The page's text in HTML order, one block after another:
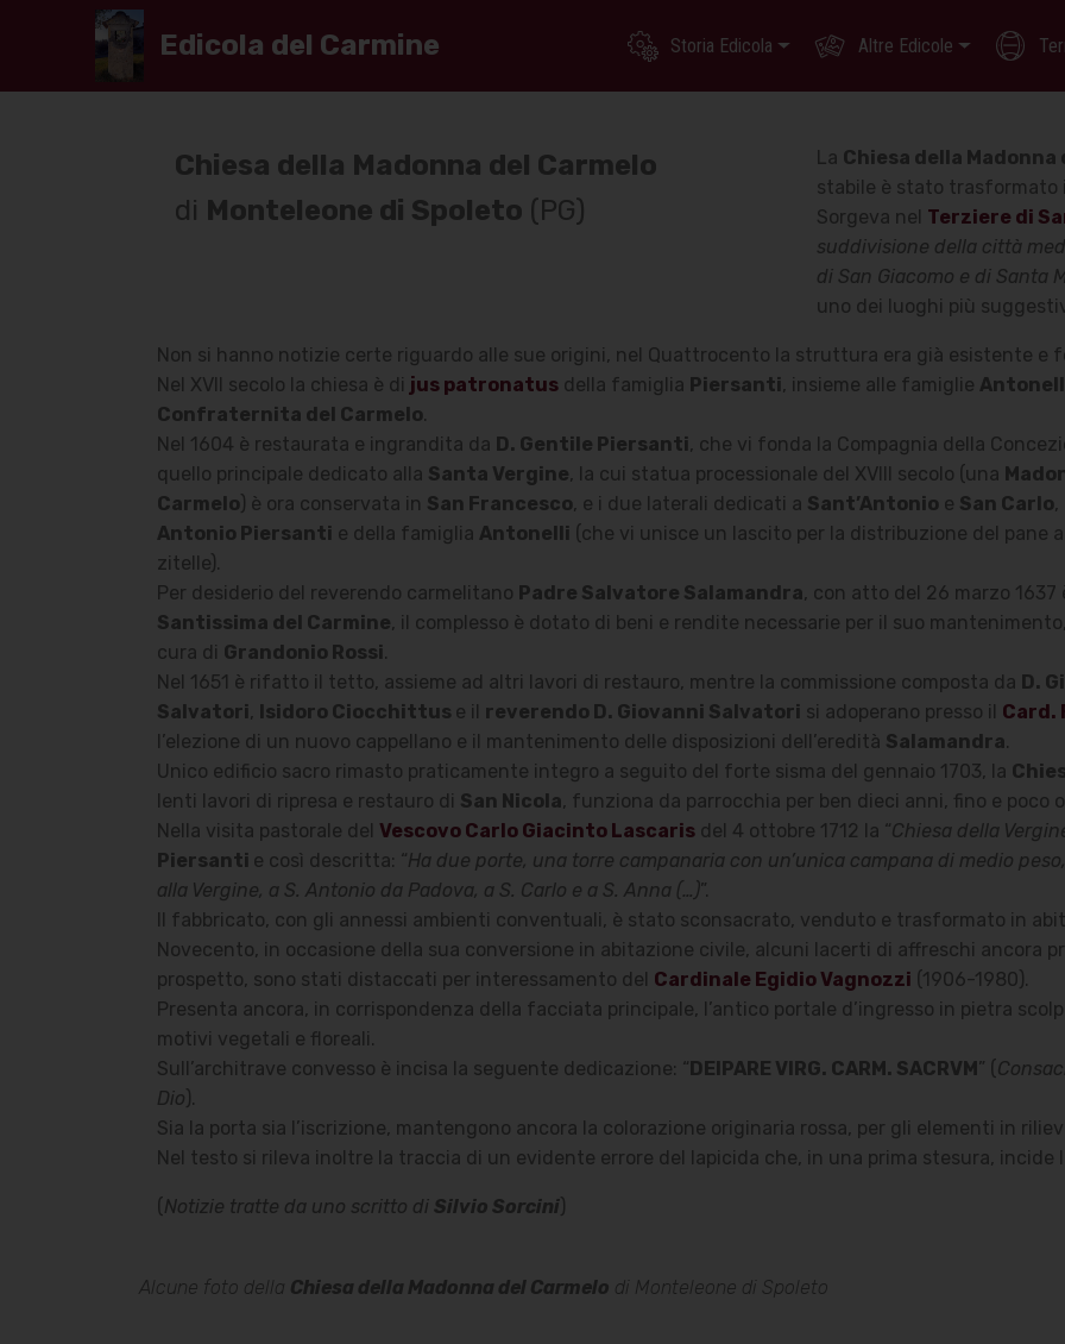
Chiesa della Madonna del Carmelo
di Monteleone di Spoleto (PG)
La Chiesa della Madonna
stabile è stato trasformato
Sorgeva nel Terziere di
suddivisione della città
di San Giacomo e di Santa
uno dei luoghi più
Non si hanno notizie certe riguardo alle sue origini, nel Quattrocento la struttura era già esistente e
Nel XVII secolo la chiesa è di jus patronatus della famiglia Piersanti, insieme alle famiglie
Confraternita del Carmelo.
Nel 1604 è restaurata e ingrandita da D. Gentile Piersanti, che vi fonda la Compagnia della
quello principale dedicato alla Santa Vergine, la cui statua processionale del XVIII secolo (una
Carmelo) è ora conservata in San Francesco, e i due laterali dedicati a Sant’Antonio e San Carlo,
Antonio Piersanti e della famiglia Antonelli (che vi unisce un lascito per la distribuzione del pane
zitelle).
Per desiderio del reverendo carmelitano Padre Salvatore Salamandra, con atto del 26 marzo 1637
Santissima del Carmine, il complesso è dotato di beni e rendite necessarie per il suo
cura di Grandonio Rossi.
Nel 1651 è rifatto il tetto, assieme ad altri lavori di restauro, mentre la commissione composta da D.
Salvatori, Isidoro Ciocchittus e il reverendo D. Giovanni Salvatori si adoperano presso il Card.
l’elezione di un nuovo cappellano e il mantenimento delle disposizioni dell’eredità Salamandra.
Unico edificio sacro rimasto praticamente integro a seguito del forte sisma del gennaio 1703, la
lenti lavori di ripresa e restauro di San Nicola, funziona da parrocchia per ben dieci anni, fino e poco
Nella visita pastorale del Vescovo Carlo Giacinto Lascaris del 4 ottobre 1712 la “Chiesa della
Piersanti e così descritta: “Ha due porte, una torre campanaria con un’unica campana di medio
alla Vergine, a S. Antonio da Padova, a S. Carlo e a S. Anna (…)”.
Il fabbricato, con gli annessi ambienti conventuali, è stato sconsacrato, venduto e trasformato in
Novecento, in occasione della sua conversione in abitazione civile, alcuni lacerti di affreschi ancora
prospetto, sono stati distaccati per interessamento del Cardinale Egidio Vagnozzi (1906-1980).
Presenta ancora, in corrispondenza della facciata principale, l’antico portale d’ingresso in pietra
motivi vegetali e floreali.
Sull’architrave convesso è incisa la seguente dedicazione: “DEIPARE VIRG. CARM. SACRVM” (
Dio).
Sia la porta sia l’iscrizione, mantengono ancora la colorazione originaria rossa, per gli elementi in
Nel testo si rileva inoltre la traccia di un evidente errore del lapicida che, in una prima stesura, incide
( Notizie tratte da uno scritto di Silvio Sorcini)
Alcune foto della Chiesa della Madonna del Carmelo di Monteleone di Spoleto
Edicola del Carmine Storia Edicola Altre Edicole